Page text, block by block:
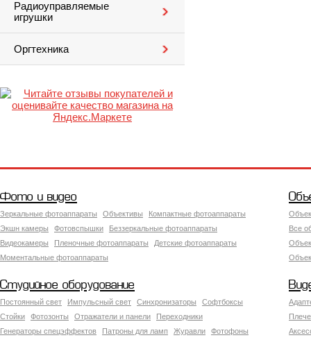
Радиоуправляемые
игрушки
Оргтехника
Фото и видео
Зеркальные фотоаппараты Объективы
Компактные фотоаппараты
Экшн камеры
Фотовспышки
Беззеркальные фотоаппараты
Видеокамеры
Пленочные фотоаппараты
Детские фотоаппараты
Моментальные фотоаппараты
Все
Студийное оборудование
Постоянный свет Импульсный свет Синхронизаторы
Софтбоксы
Стойки
Фотозонты Отражатели и панели
Переходники
Генераторы спецэффектов
Патроны для ламп Журавли
Фотофоны